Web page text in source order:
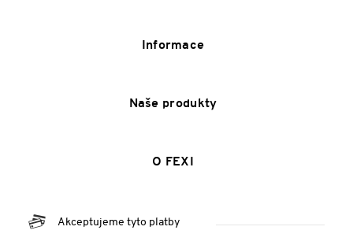
Informace
Naše produkty
O FEXI
Akceptujeme tyto platby